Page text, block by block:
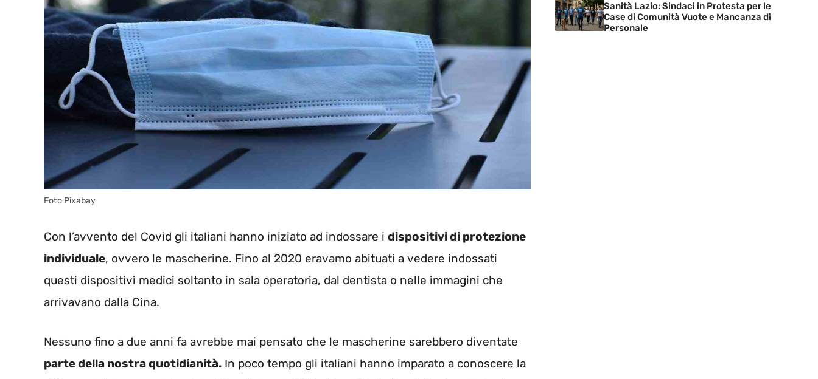
Foto Pixabay
Con l’avvento del Covid gli italiani hanno iniziato ad indossare i dispositivi di protezione
individuale, ovvero le mascherine. Fino al 2020 eravamo abituati a vedere indossati
questi dispositivi medici soltanto in sala operatoria, dal dentista o nelle immagini che
arrivavano dalla Cina.
Nessuno fino a due anni fa avrebbe mai pensato che le mascherine sarebbero diventate
parte della nostra quotidianità. In poco tempo gli italiani hanno imparato a conoscere la
Sanità Lazio: Sindaci in Protesta per le
Case di Comunità Vuote e Mancanza di
Personale